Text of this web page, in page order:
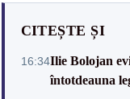
CITEȘTE ȘI
16:34Ilie Bolojan
întotdeauna